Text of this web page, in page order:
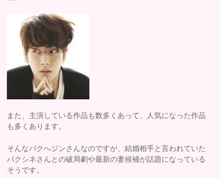
また、主演している作品も数多くあって、人気になった作品
も多くあります。
そんなパクへジンさんなのですが、結婚相手と言われていた
パクシネさんとの破局劇や最新の妻候補が話題になっている
そうです。